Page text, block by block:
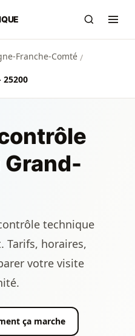
Franche-Comté /
technique
Tarifs, horaires,
votre visite
ça marche